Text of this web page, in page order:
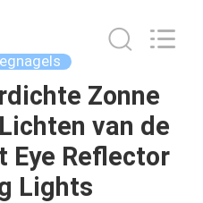
Zonne
van de
Eye Reflector
Lights